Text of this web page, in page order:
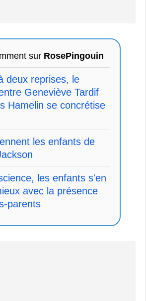
sur RosePingouin
deux reprises, le
Geneviève Tardif
Hamelin se concrétise
les enfants de
les enfants s'en
avec la présence
parents